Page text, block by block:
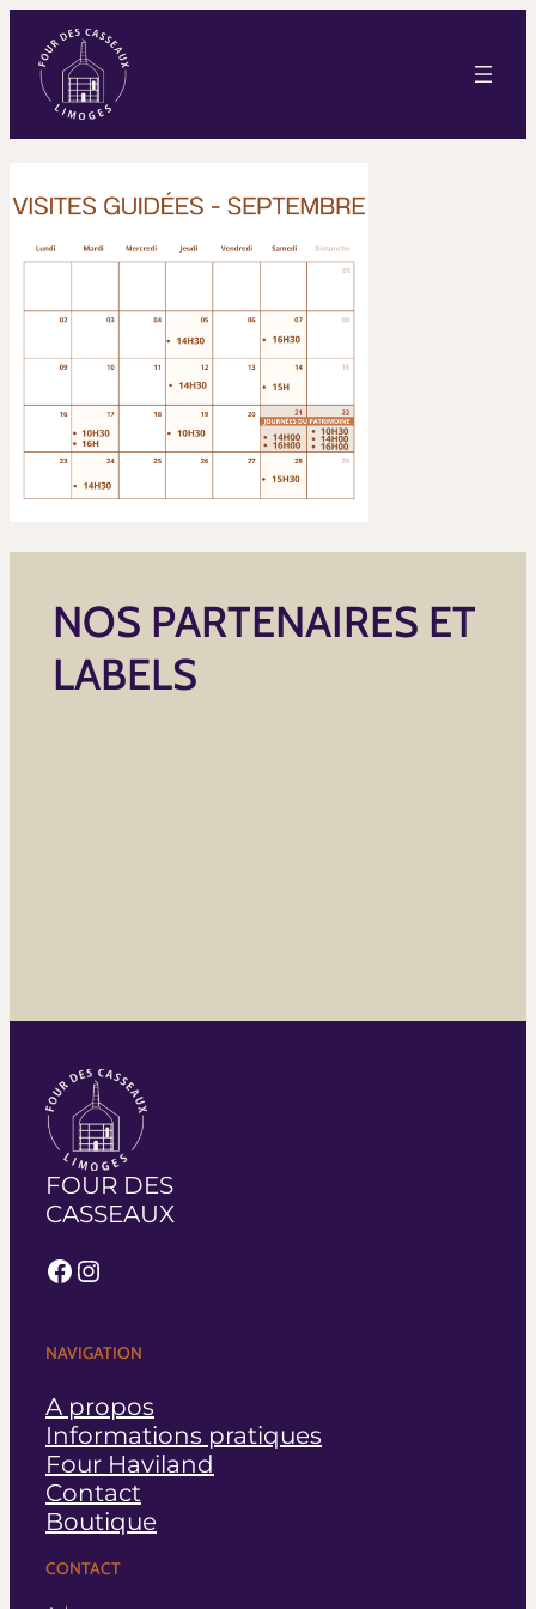
NOS PARTENAIRES ET
LABELS
FOUR DES
CASSEAUX
Facebook
Instagram
NAVIGATION
A propos
Informations pratiques
Four Haviland
Contact
Boutique
CONTACT